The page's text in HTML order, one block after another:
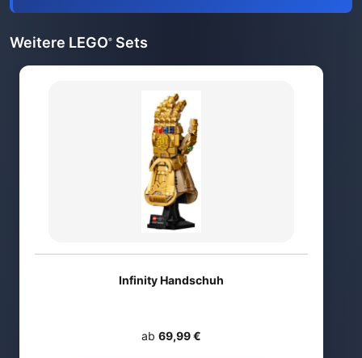
Weitere LEGO® Sets
Infinity Handschuh
ab 69,99 €